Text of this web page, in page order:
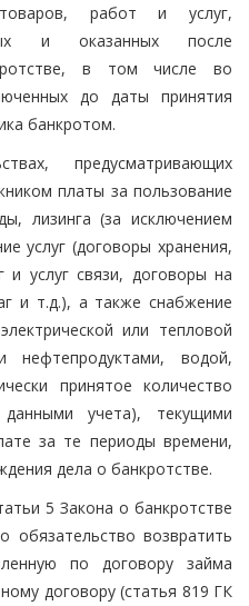
работ и услуг,
и оказанных после
в том числе во
до даты принятия
банкротом.
предусматривающих
платы за пользование
лизинга (за исключением
услуг (договоры хранения,
и услуг связи, договоры на
и т.д.), а также снабжение
или тепловой
водой,
принятое количество
учета), текущими
за те периоды времени,
дела о банкротстве.
5 Закона о банкротстве
обязательство возвратить
по договору займа
договору (статья 819 ГК